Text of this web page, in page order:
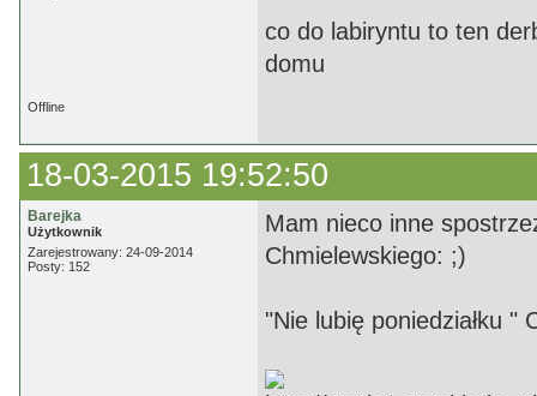
co do labiryntu to ten
domu
Offline
18-03-2015 19:52:50
Barejka
Użytkownik
Zarejestrowany: 24-09-2014
Posty: 152
Mam nieco inne
Chmielewskiego: ;)
"Nie lubię poniedziałku "